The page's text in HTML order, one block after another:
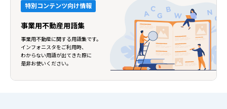
特別コンテンツ向け情報
事業用不動産用語集
事業用不動産に関する用語集です。
インフォニスタをご利用時、
わからない用語が出てきた際に
是非お使いください。